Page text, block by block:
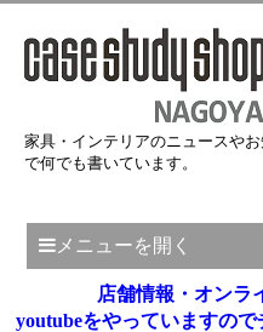
家具・インテリアのニュースや
で何でも書いています。
メニューを開く
店舗情報・オンラ
youtubeをやっていますの